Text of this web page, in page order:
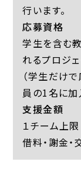
行います。
応募資格
学生を含む
れるプロジ
（学生だけ
員の1名に加
支援金額
１チーム上
借料・謝金・